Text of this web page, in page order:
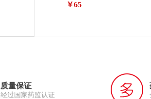
￥65
质量保证
经过国家药监认证